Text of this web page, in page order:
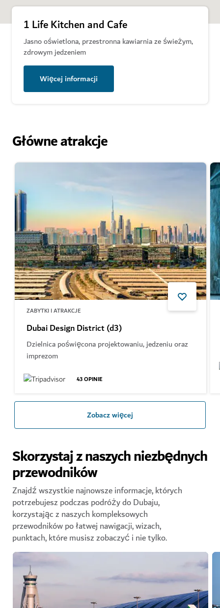
1 Life Kitchen and Cafe
Jasno oświetlona, przestronna kawiarnia ze świeżym,
zdrowym jedzeniem
Więcej informacji
Główne atrakcje
ZABYTKI I ATRAKCJE
Dubai Design District (d3)
Dzielnica poświęcona projektowaniu, jedzeniu oraz
imprezom
43OPINIE
Zobacz więcej
Skorzystaj z naszych niezbędnych
przewodników
Znajdź wszystkie najnowsze informacje, których
potrzebujesz podczas podróży do Dubaju,
korzystając z naszych kompleksowych
przewodników po łatwej nawigacji, wizach,
punktach, które musisz zobaczyć i nie tylko.